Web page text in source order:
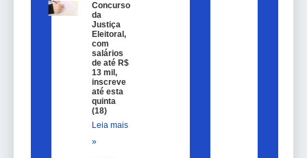
Concurso
da
Justiça
Eleitoral,
com
salários
de até R$
13 mil,
inscreve
até esta
quinta
(18)
Leia mais
»